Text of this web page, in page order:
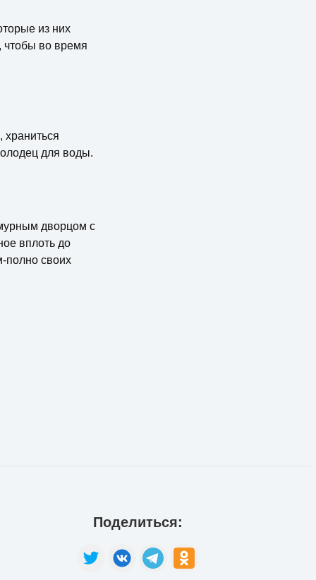
из них
чтобы во время
для воды.
дворцом с
вплоть до
полно своих
Поделиться: